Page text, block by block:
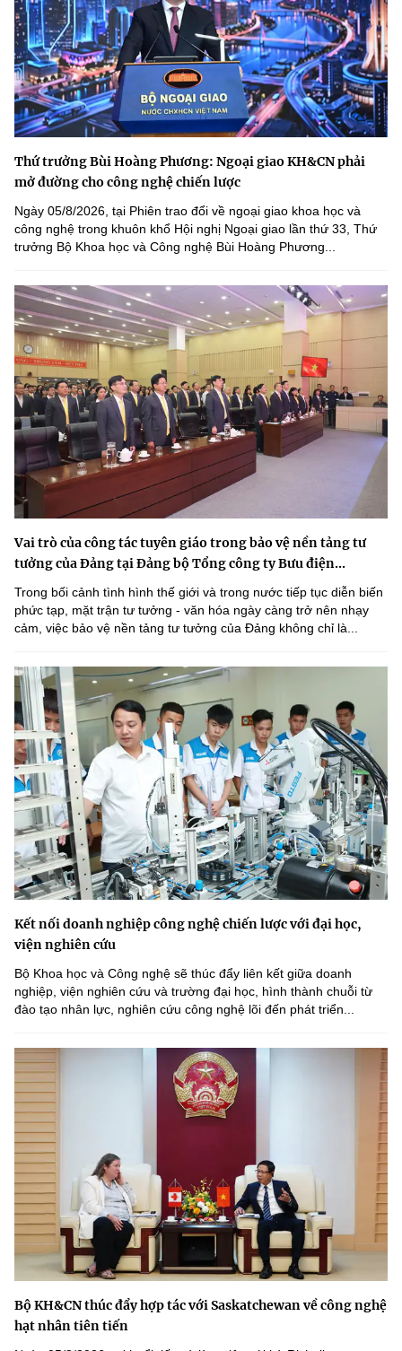
Thứ trưởng Bùi Hoàng Phương: Ngoại giao KH&CN phải
mở đường cho công nghệ chiến lược
Ngày 05/8/2026, tại Phiên trao đổi về ngoại giao khoa học và
công nghệ trong khuôn khổ Hội nghị Ngoại giao lần thứ 33, Thứ
trưởng Bộ Khoa học và Công nghệ Bùi Hoàng Phương...
Vai trò của công tác tuyên giáo trong bảo vệ nền tảng tư
tưởng của Đảng tại Đảng bộ Tổng công ty Bưu điện...
Trong bối cảnh tình hình thế giới và trong nước tiếp tục diễn biến
phức tạp, mặt trận tư tưởng - văn hóa ngày càng trở nên nhạy
cảm, việc bảo vệ nền tảng tư tưởng của Đảng không chỉ là...
Kết nối doanh nghiệp công nghệ chiến lược với đại học,
viện nghiên cứu
Bộ Khoa học và Công nghệ sẽ thúc đẩy liên kết giữa doanh
nghiệp, viện nghiên cứu và trường đại học, hình thành chuỗi từ
đào tạo nhân lực, nghiên cứu công nghệ lõi đến phát triển...
Bộ KH&CN thúc đẩy hợp tác với Saskatchewan về công nghệ
hạt nhân tiên tiến